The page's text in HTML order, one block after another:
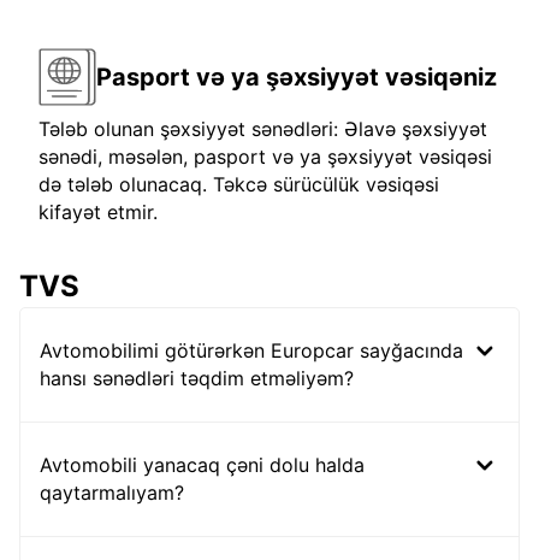
Pasport və ya şəxsiyyət vəsiqəniz
Tələb olunan şəxsiyyət sənədləri: Əlavə şəxsiyyət
sənədi, məsələn, pasport və ya şəxsiyyət vəsiqəsi
də tələb olunacaq. Təkcə sürücülük vəsiqəsi
kifayət etmir.
TVS
Avtomobilimi götürərkən Europcar sayğacında
hansı sənədləri təqdim etməliyəm?
Avtomobili yanacaq çəni dolu halda
qaytarmalıyam?